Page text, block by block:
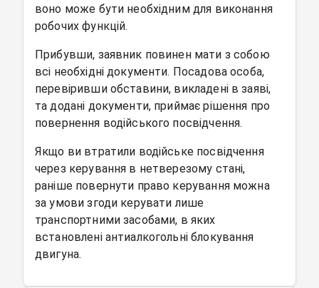
воно може бути необхідним для виконання
робочих функцій.
Прибувши, заявник повинен мати з собою
всі необхідні документи. Посадова особа,
перевіривши обставини, викладені в заяві,
та додані документи, приймає рішення про
повернення водійського посвідчення.
Якщо ви втратили водійське посвідчення
через керування в нетверезому стані,
раніше повернути право керування можна
за умови згоди керувати лише
транспортними засобами, в яких
встановлені антиалкогольні блокування
двигуна.